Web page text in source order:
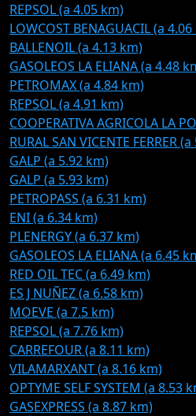
REPSOL (a 4.05 km)
LOWCOST BENAGUACIL (a
BALLENOIL (a 4.13 km)
GASOLEOS LA ELIANA (a 4.48
PETROMAX (a 4.84 km)
REPSOL (a 4.91 km)
COOPERATIVA AGRICOLA LA
RURAL SAN VICENTE FERRER
GALP (a 5.92 km)
GALP (a 5.93 km)
PETROPASS (a 6.31 km)
ENI (a 6.34 km)
PLENERGY (a 6.37 km)
GASOLEOS LA ELIANA (a 6.45
RED OIL TEC (a 6.49 km)
ES J NUÑEZ (a 6.58 km)
MOEVE (a 7.5 km)
REPSOL (a 7.76 km)
CARREFOUR (a 8.11 km)
VILAMARXANT (a 8.16 km)
OPTYME SELF SYSTEM (a 8.53
GASEXPRESS (a 8.87 km)